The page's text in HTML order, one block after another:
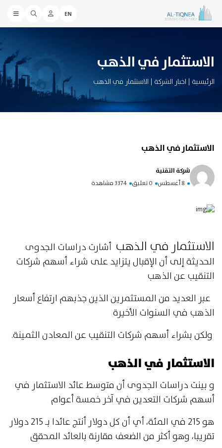
EN
الاستثمار في الذهب
الرئيسية | اخبار الشركة | الاستثمار في الذهب
الاستثمار في الذهب
شركة التقنية
8 أغسطس 0 تعليق 3374 مشاهدة
الاستثمار في الذهب أشارت دراسات الجدوى
الحديثة إلى أن الإقبال يتزايد على شراء أسهم شركات
التنقيب عن الذهب
عبر العديد من المستثمرين الذين جذبهم ارتفاع أسعار
الذهب في السنوات الأخيرة
ولكن بشراء أسهم شركات التنقيب عن المعادن الثمينة.
الاستثمار في الذهب
و بينت دراسات الجدوى أن متوسط عائد الاستثمار في
أسهم شركات التعدين في آخر خمسة أعوام
هو 215 في المئة، أي أن كل دولار أنتج عائدا بـ 215 دولار
تقريبا، وهو أكثر من الضعف مقارنة بالعائد المحقق